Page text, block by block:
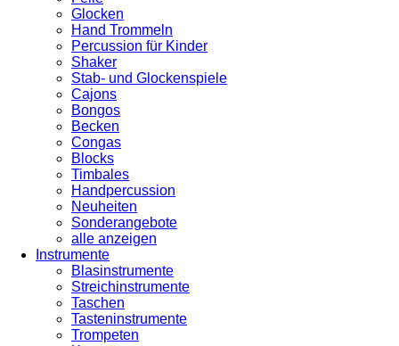
Glocken
Hand Trommeln
Percussion für Kinder
Shaker
Stab- und Glockenspiele
Cajons
Bongos
Becken
Congas
Blocks
Timbales
Handpercussion
Neuheiten
Sonderangebote
alle anzeigen
Instrumente
Blasinstrumente
Streichinstrumente
Taschen
Tasteninstrumente
Trompeten